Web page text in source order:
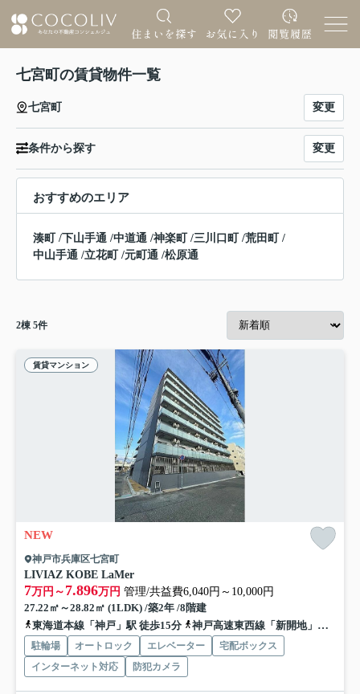
七宮町の賃貸物件一覧
七宮町 変更
条件から探す 変更
おすすめのエリア
湊町/下山手通 /中道通 /神楽町/三川口町/荒田町/
中山手通 /立花町/元町通 /松原通
2棟 5件
賃貸マンション
NEW
神戸市兵庫区七宮町
LIVIAZ KOBE LaMer
7万円～ 7.896万円 管理/共益費6,040円～10,000円
27.22㎡～28.82㎡ (1LDK) /築2年 /8階建
東海道本線「神戸」駅 徒歩15分
神戸高速東西線「新開地」駅 徒歩13分
駐輪場 オートロック エレベーター
宅配ボックス
インターネット対応
防犯カメラ